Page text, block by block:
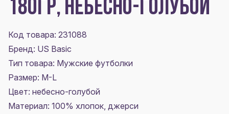
180ГР, НЕБЕСНО-ГОЛУБОЙ
Код товара: 231088
Бренд: US Basic
Тип товара: Мужские футболки
Размер: M-L
Цвет: небесно-голубой
Материал: 100% хлопок, джерси